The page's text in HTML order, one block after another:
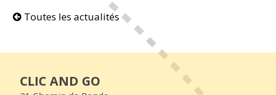
Toutes les actualités
CLIC AND GO